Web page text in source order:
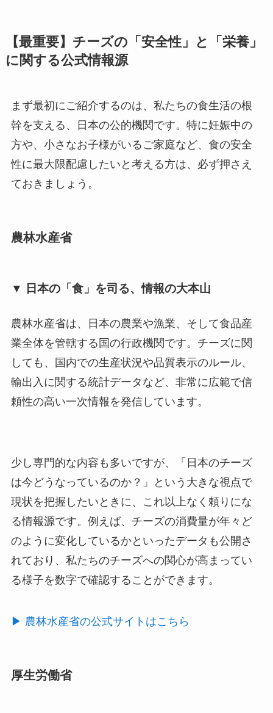
【最重要】チーズの「安全性」と「栄養」
に関する公式情報源
まず最初にご紹介するのは、私たちの食生活の根
幹を支える、日本の公的機関です。特に妊娠中の
方や、小さなお子様がいるご家庭など、食の安全
性に最大限配慮したいと考える方は、必ず押さえ
ておきましょう。
農林水産省
▼ 日本の「食」を司る、情報の大本山
農林水産省は、日本の農業や漁業、そして食品産
業全体を管轄する国の行政機関です。チーズに関
しても、国内での生産状況や品質表示のルール、
輸出入に関する統計データなど、非常に広範で信
頼性の高い一次情報を発信しています。
少し専門的な内容も多いですが、「日本のチーズ
は今どうなっているのか？」という大きな視点で
現状を把握したいときに、これ以上なく頼りにな
る情報源です。例えば、チーズの消費量が年々ど
のように変化しているかといったデータも公開さ
れており、私たちのチーズへの関心が高まってい
る様子を数字で確認することができます。
▶︎ 農林水産省の公式サイトはこちら
厚生労働省